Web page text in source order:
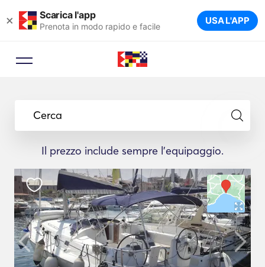
× Scarica l'app
Prenota in modo rapido e facile USA L'APP
Cerca
Il prezzo include sempre l'equipaggio.